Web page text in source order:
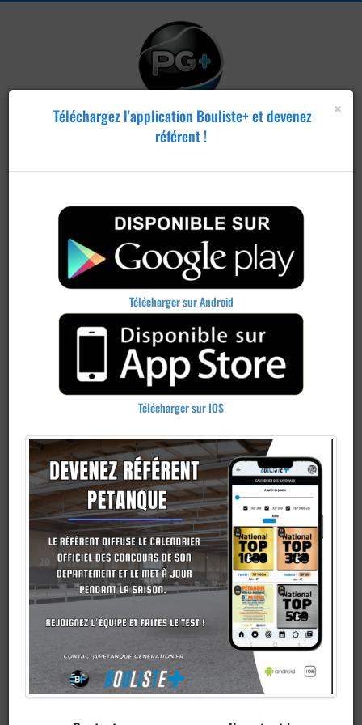
concours
club
×
Téléchargez l'application Bouliste+ et devenez
référent !
Télécharger sur Android
Télécharger sur IOS